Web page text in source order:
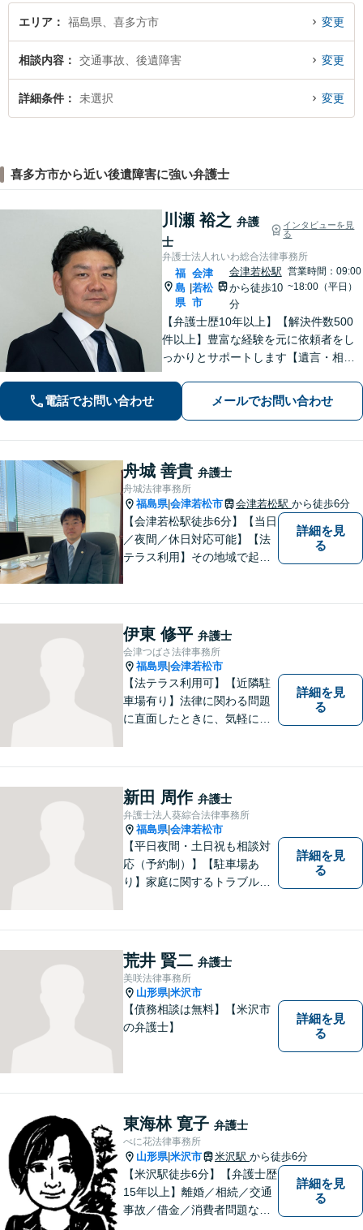
エリア 福島県、喜多方市 変更
相談内容 交通事故、後遺障害 変更
詳細条件 未選択 変更
喜多方市から近い後遺障害に強い弁護士
川瀬 裕之 弁護
士
インタビューを見
る
弁護士法人れいわ総合法律事務所
福
島
県
会津
若松
市
会津若松駅
から徒歩10
分
営業時間：09:00
~18:00（平日）
【弁護士歴10年以上】【解決件数500
件以上】豊富な経験を元に依頼者をし
っかりとサポートします【遺言・相
目指します【離婚・男女問題】離婚は
人それぞれ置かれた状況が異なるた
電話でお問い合わせ メールでお問い合わせ
舟城 善貴 弁護士
舟城法律事務所
福島県|会津若松市 会津若松駅 から徒歩6分
【会津若松駅徒歩6分】【当日
／夜間／休日対応可能】【法
テラス利用】その地域で起こ
原動力です。トラブルがより
複雑化してしまう前に、ぜひ
お気軽にご連絡ください。
詳細を見
る
伊東 修平 弁護士
会津つばさ法律事務所
福島県|会津若松市
【法テラス利用可】【近隣駐
車場有り】法律に関わる問題
に直面したときに、気軽に相
ます。日々の生活の中で気に
なるようなことがありました
ら、お気軽にご相談くださ
い。
詳細を見
る
新田 周作 弁護士
弁護士法人葵綜合法律事務所
福島県|会津若松市
【平日夜間・土日祝も相談対
応（予約制）】【駐車場あ
り】家庭に関するトラブルか
詳細を見
る
荒井 賢二 弁護士
美咲法律事務所
山形県|米沢市
【債務相談は無料】【米沢市
の弁護士】
詳細を見
る
東海林 寛子 弁護士
べに花法律事務所
山形県|米沢市 米沢駅 から徒歩6分
【米沢駅徒歩6分】【弁護士歴
15年以上】離婚／相続／交通
事故／借金／消費者問題な
詳細を見
る